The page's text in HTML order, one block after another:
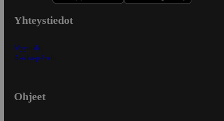
Yhteystiedot
Myymälät
Asiakaspalvelu
Ohjeet